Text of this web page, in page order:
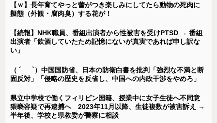
【ｗ】長年育てやっと蕾がつき楽しみにしてたら動物の死肉に
擬態（外観・腐肉臭）する花が！
【続報】NHK職員、番組出演者から性被害を受けPTSD → 番組
出演者「飲酒していたため記憶にないが真実であれば申し訳な
い」
（ ´_ゝ`）中国国防省、日本の防衛白書を批判「強烈な不満と断
固反対」「侵略の歴史を反省し、中国への内政干渉をやめろ」
県立中学校で働くフィリピン国籍、授業中に女子生徒へ不同意
猥褻容疑で再逮捕へ 2023年11月以降、生徒複数が被害訴え →
半年後、学校と県教委が警察に相談